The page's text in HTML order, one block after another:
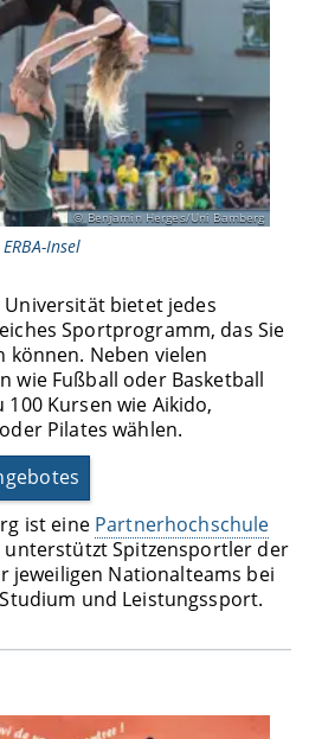
Benjamin Herges/Uni Bamberg
Insel
bietet jedes
Sportprogramm, das Sie
können. Neben vielen
wie Fußball oder Basketball
100 Kursen wie Aikido,
Pilates wählen.
ist eine Partnerhochschule
unterstützt Spitzensportler der
jeweiligen Nationalteams bei
und Leistungssport.